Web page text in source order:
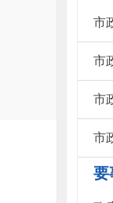
市
市
市
市
要